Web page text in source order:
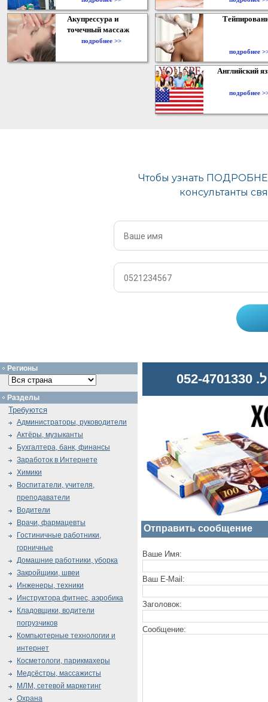
Акупрессура и
точечный массаж
подробнее >>
подробнее
Английский
подробнее
Отправить сообщение
Ваше Имя:
Ваш E-Mail:
Заголовок:
Сообщение:
Регионы
Разделы
Требуются
Администраторы, руководители
Актёры, музыканты
Бухгалтера, банк, финансы
Заработок в Интернете
Химики
Воспитатели, учителя,
преподаватели
Водители
Врачи, фармацевты
Гостиничные работники,
горничные
Домашние работники, уборка
Закройщики, швеи
Инженеры, техники
Инструктора фитнес, аэробика
Кладовщики, водители
погрузчиков
Компьютерные технологии и
интернет
Косметологи, парикмахеры
Медсёстры, массажисты
МЛМ, сетевой маркетинг
Охрана